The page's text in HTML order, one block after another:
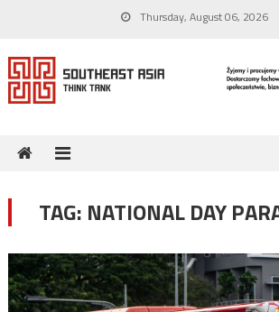
content
Thursday, August 06, 2026
TAG: NATIONAL DAY